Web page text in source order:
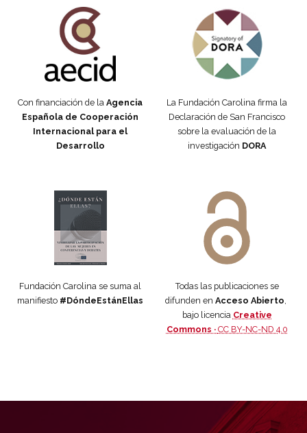
Con financiación de la Agencia
Española de Cooperación
Internacional para el
Desarrollo
La Fundación Carolina firma la
Declaración de San Francisco
sobre la evaluación de la
investigación DORA
Fundación Carolina se suma al
manifiesto #DóndeEstánEllas
Todas las publicaciones se
difunden en Acceso Abierto
bajo licencia Creative
Commons · CC BY-NC-ND 4.0